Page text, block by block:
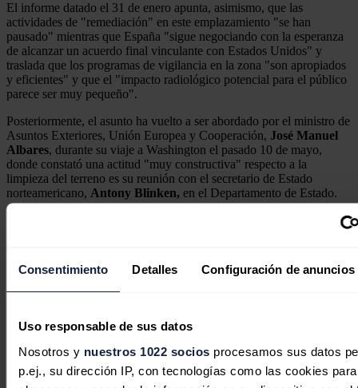
Consentimiento Detalles Configuración de anuncios
Uso responsable de sus datos
Nosotros y nuestros 1022 socios procesamos sus datos
p.ej., su dirección IP, con tecnologías como las cookies para
El informe datado el 31 de enero apunta, asimismo, que las
actividades de "remediación" en este emplazamiento "se han
pausado" mientras que España "sigue negociando con la esperanza
de alcanzar un acuerdo final vinculante con Estados Unidos" y
traslada que los programas de vigilancia en la zona "son apropiados
y eficientes" y que el "impacto radiológico potencial para el público
parece ser muy pequeño".
Posteriormente, el asunto ha vuelto a ser abordado por el ministro de
Asuntos Exteriores, Unión Europea y Cooperación, José Manuel
Albares, durante su viaje a Washington el pasado 10 de mayo,
donde constató una actitud "muy constructiva" respecto a la
limpieza del terreno es su reunión con el secretario de Estado
norteamericano, Antony Blinken, en el Departamento de Estado.